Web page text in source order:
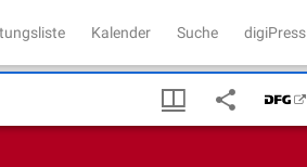
Kalender Suche digiPress